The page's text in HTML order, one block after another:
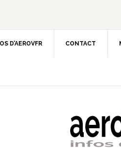
D’AEROVFR CONTACT